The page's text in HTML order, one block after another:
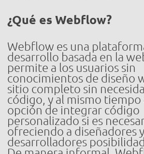
¿Qué es Webflow?
Webflow es una
desarrollo basada en la
permite a los usuarios sin
conocimientos de diseño
sitio completo sin
código, y al mismo tiempo
opción de integrar código
personalizado si es
ofreciendo a diseñadores y
desarrolladores